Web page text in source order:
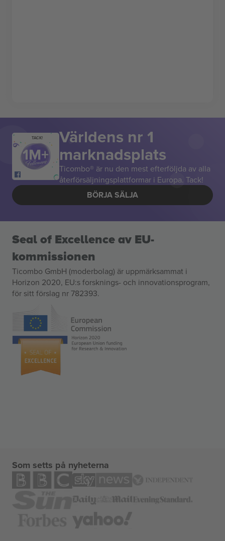
TACK! Världens nr 1
marknadsplats
Ticombo® är nu den mest efterföljda av alla
återförsäljningsplattformar i Europa. Tack!
BÖRJA SÄLJA
Seal of Excellence av EU-
kommissionen
Ticombo GmbH (moderbolag) är uppmärksammat i
Horizon 2020, EU:s forsknings- och innovationsprogram,
för sitt förslag nr 782393.
Som setts på nyheterna